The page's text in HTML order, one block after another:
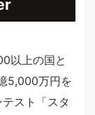
以上の国と
5,000万円を
スト「スタ